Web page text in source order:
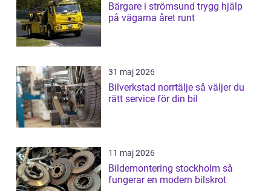
Bärgare i strömsund trygg hjälp
på vägarna året runt
31 maj 2026
Bilverkstad norrtälje så väljer du
rätt service för din bil
11 maj 2026
Bildemontering stockholm så
fungerar en modern bilskrot